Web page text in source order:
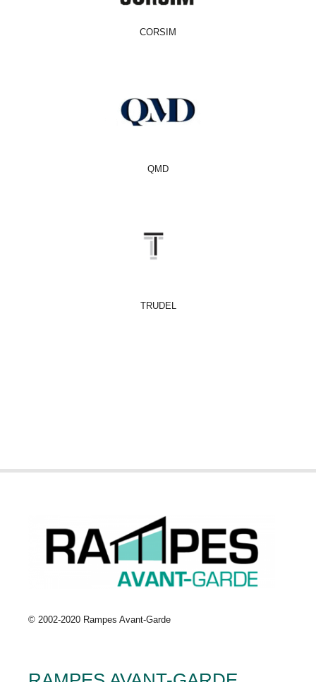
CORSIM
QMD
TRUDEL
© 2002-2020 Rampes Avant-Garde